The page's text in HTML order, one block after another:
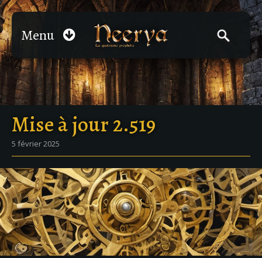
Menu
Mise à jour 2.519
5 février 2025